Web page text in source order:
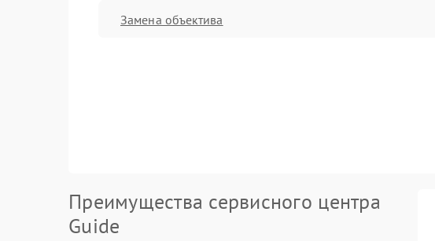
Замена объектива
Преимущества сервисного центра
Guide